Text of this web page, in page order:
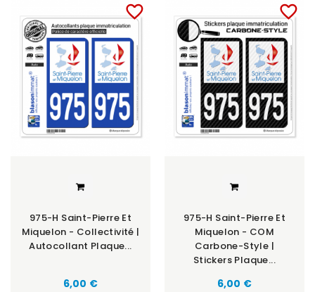
favorite_border
975-H Saint-Pierre Et
Miquelon - Collectivité |
Autocollant Plaque...
6,00 €
favorite_border
975-H Saint-Pierre Et
Miquelon - COM
Carbone-Style |
Stickers Plaque...
6,00 €